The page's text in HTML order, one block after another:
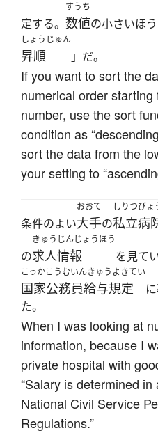
定する。
すうち
数値の小さいほ
しょうじゅん
昇順 」だ。
If you want to sort the
numerical order
number, use the sort
condition as
sort the data from the
your setting to
条件のよい
おおて
大手の
しりつびょ
私立病
の
きゅうじんじょうほう
求人情報 を見て
こっかこうむいんきゅうよきてい
国家公務員給与規定 に
た。
When I was looking at
information, because I
private hospital with
“Salary is determined
National Civil Service
Regulations.”